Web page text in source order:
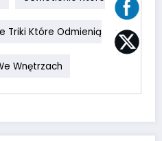
Triki Które Odmienią
Wnętrzach